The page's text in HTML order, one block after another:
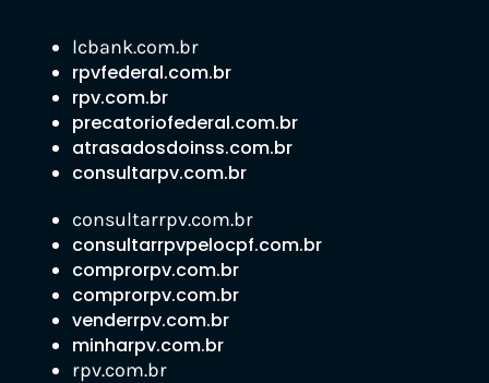
lcbank.com.br
rpvfederal.com.br
rpv.com.br
precatoriofederal.com.br
atrasadosdoinss.com.br
consultarpv.com.br
consultarrpv.com.br
consultarrpvpelocpf.com.br
comprorpv.com.br
comprorpv.com.br
venderrpv.com.br
minharpv.com.br
rpv.com.br